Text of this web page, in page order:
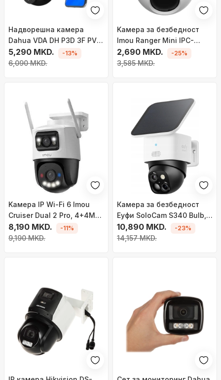
Надворешна камера
Dahua VDA DH P3D 3F PV,
Wi Fi, Pan Tilt, две леќи
5,290 MKD.
6,090 MKD.
-13%
Kамера за безбедност
Imou Ranger Mini IPC-
K2MP-5H1WE, 3K 5MP, Wi-
Fi 6, бела
2,690 MKD.
3,585 MKD.
-25%
Kамера IP Wi‑Fi 6 Imou
Cruiser Dual 2 Pro, 4+4MP,
IP65, бела
8,190 MKD.
9,190 MKD.
-11%
Камера за безбедност
Еуфи SoloCam S340 Bulb,
3K 2880 x 1620, ВиФи ИП,
за внатрешна и
10,890 MKD.
14,157 MKD.
-23%